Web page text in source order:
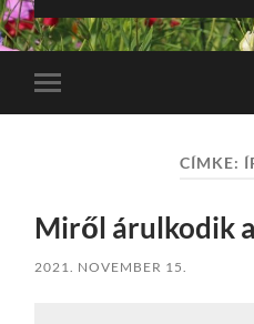
Toggle
mobile
CÍMKE:
Miről árulkodik
2021. NOVEMBER 15.